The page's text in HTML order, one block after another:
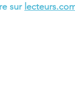
sur